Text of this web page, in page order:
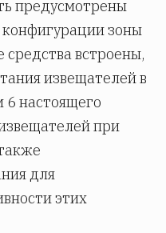
предусмотрены
зоны
встроены,
извещателей в
6 настоящего
при
для
этих